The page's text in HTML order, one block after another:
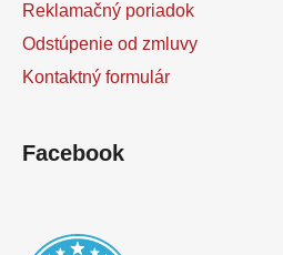
Reklamačný poriadok
Odstúpenie od zmluvy
Kontaktný formulár
Facebook